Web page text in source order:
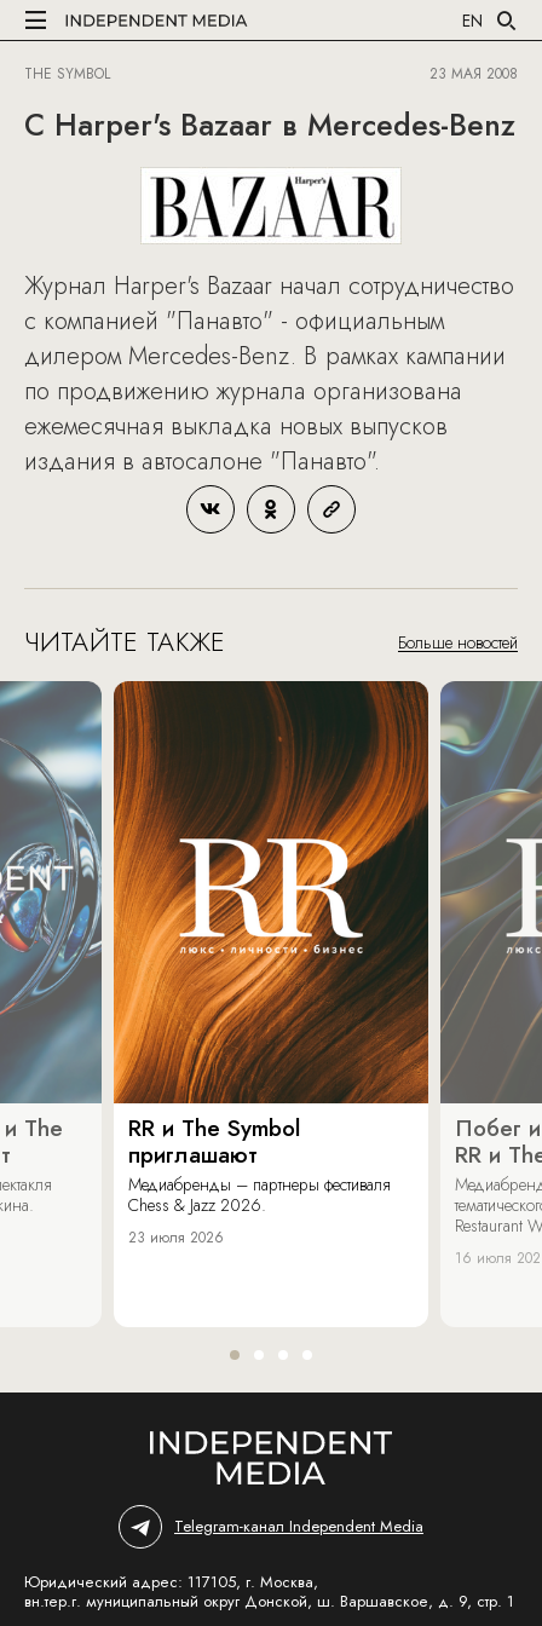
EN
THE SYMBOL 23 МАЯ 2008
C Harper's Bazaar в Mercedes-Benz
Журнал Harper's Bazaar начал сотрудничество
с компанией "Панавто" - официальным
дилером Mercedes-Benz. В рамках кампании
по продвижению журнала организована
ежемесячная выкладка новых выпусков
издания в автосалоне "Панавто".
ЧИТАЙТЕ ТАКЖЕ Больше новостей
The
RR и The Symbol
приглашают
Медиабренды – партнеры фестиваля
Chess & Jazz 2026.
23 июля 2026
Побег
RR и
Restaurant
16 июля
Telegram-канал Independent Media
Юридический адрес: 117105, г. Москва,
вн.тер.г. муниципальный округ Донской, ш. Варшавское, д. 9, стр. 1